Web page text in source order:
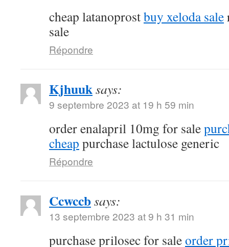
cheap latanoprostbuy xeloda sale
sale
Répondre
Kjhuuksays:
9 septembre 2023 at 19 h 59 min
order enalapril 10mg for sale
cheap purchase lactulose generic
Répondre
Ccwccbsays:
13 septembre 2023 at 9 h 31 min
purchase prilosec for saleorder